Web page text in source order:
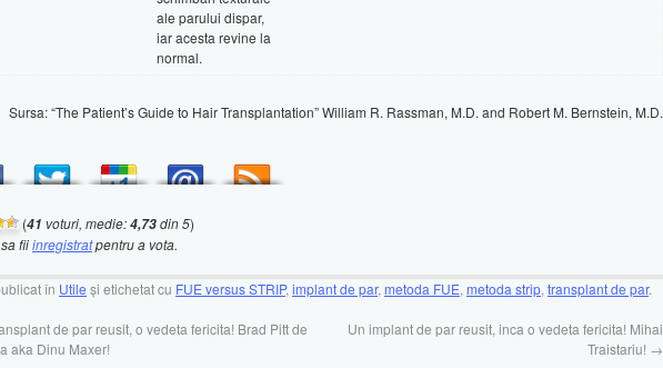
ale parului dispar,
iar acesta revine la
normal.
Sursa: “The Patient’s Guide to Hair Transplantation” William R. Rassman, M.D. and Robert M. Bernstein, M.D.
(41 voturi, medie:4,73din 5)
fiiinregistratpentru a vota.
în Utile și etichetat cu FUE versus STRIP, implant de par, metoda FUE, metoda strip, transplant de par.
de par reusit, o vedeta fericita! Brad Pitt de
aka Dinu Maxer!
Un implant de par reusit, inca o vedeta fericita! Mihai
Traistariu! →